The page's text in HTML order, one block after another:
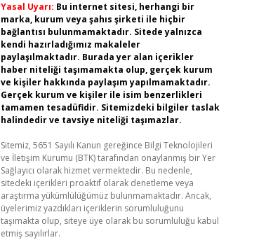
Yasal Uyarı: Bu internet sitesi, herhangi bir
marka, kurum veya şahıs şirketi ile hiçbir
bağlantısı bulunmamaktadır. Sitede yalnızca
kendi hazırladığımız makaleler
paylaşılmaktadır. Burada yer alan içerikler
haber niteliği taşımamakta olup, gerçek kurum
ve kişiler hakkında paylaşım yapılmamaktadır.
Gerçek kurum ve kişiler ile isim benzerlikleri
tamamen tesadüfidir. Sitemizdeki bilgiler taslak
halindedir ve tavsiye niteliği taşımazlar.
Sitemiz, 5651 Sayılı Kanun gereğince Bilgi Teknolojileri
ve İletişim Kurumu (BTK) tarafından onaylanmış bir Yer
Sağlayıcı olarak hizmet vermektedir. Bu nedenle,
sitedeki içerikleri proaktif olarak denetleme veya
araştırma yükümlülüğümüz bulunmamaktadır. Ancak,
üyelerimiz yazdıkları içeriklerin sorumluluğunu
taşımakta olup, siteye üye olarak bu sorumluluğu kabul
etmiş sayılırlar.